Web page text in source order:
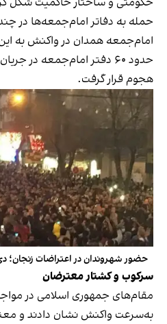
حمله به دفاتر امام‌جمعه‌ها در
امام‌جمعه همدان در واکنش به
حدود ۶۰ دفتر امام‌جمعه در
هجوم قرار گرفت.
حضور شهروندان در اعتراضات زنجان؛
سرکوب و کشتار معترضان
مقام‌های جمهوری اسلامی در
به‌سرعت واکنش نشان دادند و